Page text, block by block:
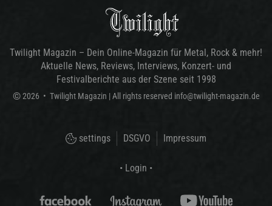
Twilight Magazin – Dein Online-Magazin für Metal, Rock & mehr!
Aktuelle News, Reviews, Interviews, Konzert- und
Festivalberichte aus der Szene seit 1998
© 2026 • Twilight Magazin | All rights reserved info@twilight-magazin.de
settings DSGVO Impressum
• Login •